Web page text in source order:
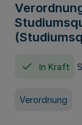
In Kraft
Verordnung